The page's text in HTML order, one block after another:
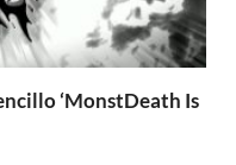
‘MonstDeath Is